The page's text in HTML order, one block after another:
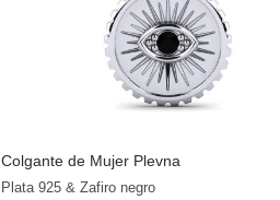
Colgante de Mujer Plevna
Plata 925 & Zafiro negro